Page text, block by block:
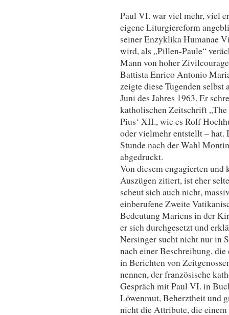
Paul VI. war viel mehr, viel
eigene Liturgiereform
seiner Enzyklika Humanae
wird, als „Pillen-Paule“
Mann von hoher
Battista Enrico Antonio
zeigte diese Tugenden
Juni des Jahres 1963. Er
katholischen Zeitschrift
Pius‘ XII., wie es Rolf
oder vielmehr entstellt –
Stunde nach der Wahl
abgedruckt.
Von diesem engagierten
Auszügen zitiert, ist eher
scheut sich auch nicht,
einberufene Zweite
Bedeutung Mariens in der
er sich durchgesetzt und
Nersinger sucht nicht nur in
nach einer Beschreibung,
in Berichten von
nennen, der französische
Gespräch mit Paul VI. in
Löwenmut, Beherztheit und
nicht die Attribute, die